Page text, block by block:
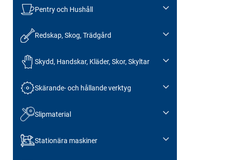
Pentry och Hushåll
Redskap, Skog, Trädgård
Skydd, Handskar, Kläder, Skor, Skyltar
Skärande- och hållande verktyg
Slipmaterial
Stationära maskiner